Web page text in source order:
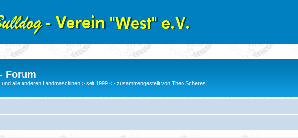
Forum
alle anderen Landmaschinen > seit 1999 < - zusammengestellt von Theo Scheres